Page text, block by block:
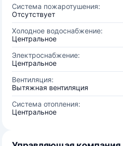
Система пожаротушения:
Отсутствует
Холодное водоснабжение:
Центральное
Электроснабжение:
Центральное
Вентиляция:
Вытяжная вентиляция
Система отопления:
Центральное